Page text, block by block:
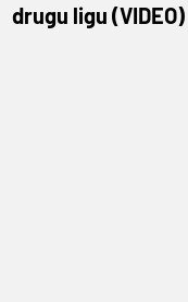
drugu ligu (VIDEO)